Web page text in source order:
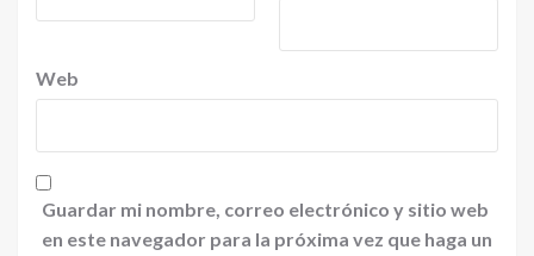
Web
Guardar mi nombre, correo electrónico y sitio web
en este navegador para la próxima vez que haga un